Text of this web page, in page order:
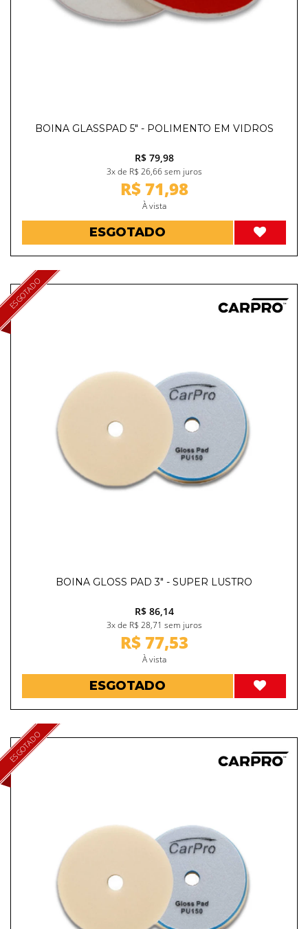
BOINA GLASSPAD 5" - POLIMENTO EM VIDROS
R$ 79,98
3x de R$ 26,66 sem juros
R$ 71,98
À vista
ESGOTADO
ESGOTADO
BOINA GLOSS PAD 3" - SUPER LUSTRO
R$ 86,14
3x de R$ 28,71 sem juros
R$ 77,53
À vista
ESGOTADO
ESGOTADO